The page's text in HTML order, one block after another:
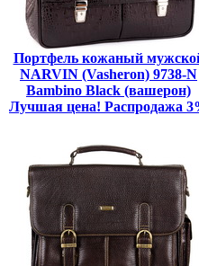
Портфель кожаный
NARVIN (Vasheron) 9738-N
Bambino Black (вашерон)
Лучшая цена! Распродажа